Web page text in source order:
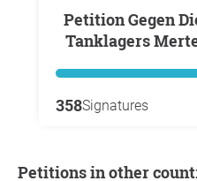
Petition Gegen Die Erweiterung Des
Tanklagers
358Signatures
Petitions in other countries/EU in the national